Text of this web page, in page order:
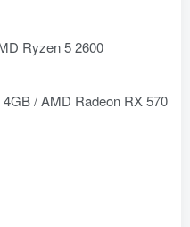
Ryzen 5 2600
/ AMD Radeon RX 570